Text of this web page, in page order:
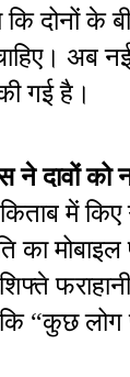
कि दोनों
अब
गई है।
दावों को
में
का
“कुछ